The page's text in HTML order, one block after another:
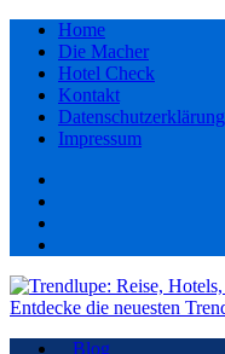
Home
Die Macher
Hotel Check
Kontakt
Datenschutzerklärung
Impressum
Blog